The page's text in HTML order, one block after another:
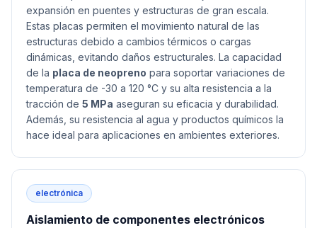
expansión en puentes y estructuras de gran escala.
Estas placas permiten el movimiento natural de las
estructuras debido a cambios térmicos o cargas
dinámicas, evitando daños estructurales. La capacidad
de la placa de neopreno para soportar variaciones de
temperatura de -30 a 120 °C y su alta resistencia a la
tracción de 5 MPa aseguran su eficacia y durabilidad.
Además, su resistencia al agua y productos químicos la
hace ideal para aplicaciones en ambientes exteriores.
electrónica
Aislamiento de componentes electrónicos